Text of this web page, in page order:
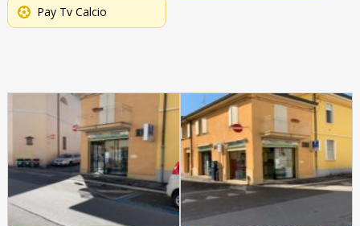
Pay Tv Calcio